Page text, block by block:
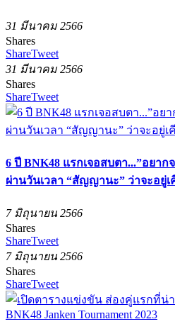
31 มีนาคม 2566
Shares
ShareTweet
31 มีนาคม 2566
Shares
ShareTweet
6 ปี BNK48 แรกเจอสบตา...”อยาก
ผ่านวันเวลา “สัญญานะ” ว่าจะอยู่เ
7 มิถุนายน 2566
Shares
ShareTweet
7 มิถุนายน 2566
Shares
ShareTweet